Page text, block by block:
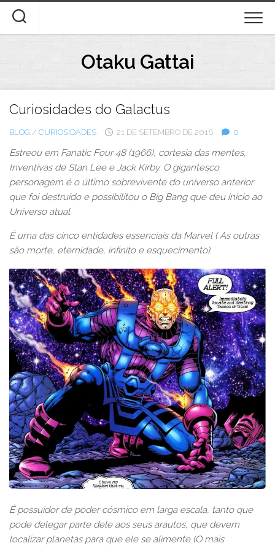
content
Otaku Gattai
Curiosidades do Galactus
BLOG / CURIOSIDADES 21 DE SETEMBRO DE 2016 0
Estreou em Fanatic Four 48 (1966), cortesia das mentes,
Inventivas de Stan Lee e Jack Kirby. O gigantesco
personagem é o último sobrevivente do universo anterior
que foi destruído e possibilitou o Big Bang que deu inicio ao
Universo atual.
É uma das cinco entidades essenciais da Marvel ( As outras
são morte, eternidade, infinito e esquecimento).
É possuidor de poder cósmico em larga escala, tanto que
pode delegar parte dele aos seus arautos, que devem
localizar planetas para que ele se alimente (O mais